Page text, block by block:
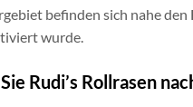
befinden sich nahe
wurde.
Rudi’s Rollrasen